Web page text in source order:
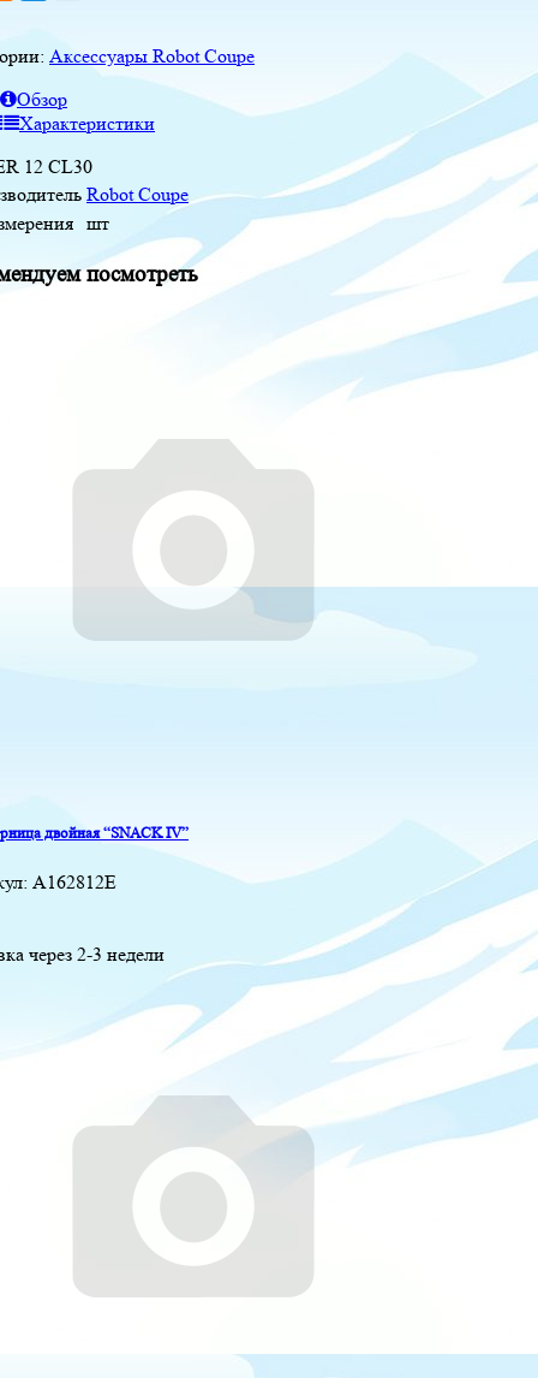
Аксессуары Robot Coupe
Обзор
Характеристики
12 CL30
Robot Coupe
шт
посмотреть
двойная “SNACK IV”
A162812E
через 2-3 недели